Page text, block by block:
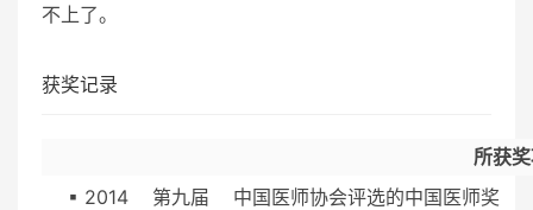
不上了。
获奖记录
所获
▪ 2014 第九届 中国医师协会评选的中国医师